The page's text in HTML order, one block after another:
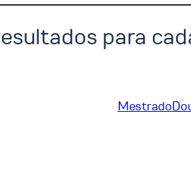
para
Mestrado